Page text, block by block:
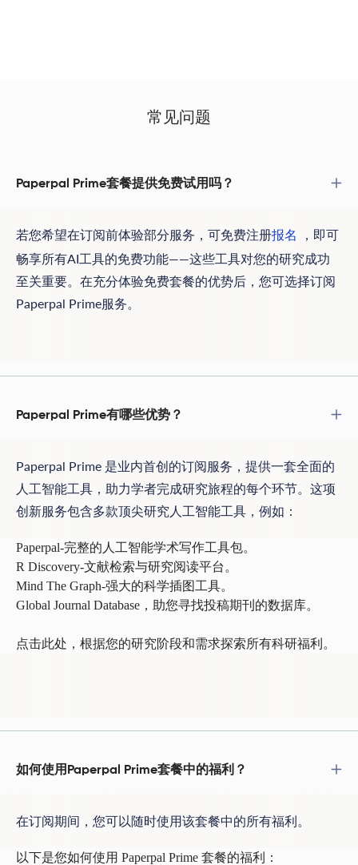
常见问题
Paperpal Prime套餐提供免费试用吗？
若您希望在订阅前体验部分服务，可免费注册报名
，即可
畅享所有AI工具的免费功能——这些工具对您的研究成功
至关重要。在充分体验免费套餐的优势后，您可选择订阅
Paperpal Prime服务。
Paperpal Prime有哪些优势？
Paperpal Prime 是业内首创的订阅服务，提供一套全面的
人工智能工具，助力学者完成研究旅程的每个环节。这项
创新服务包含多款顶尖研究人工智能工具，例如：
Paperpal-完整的人工智能学术写作工具包。
R Discovery-文献检索与研究阅读平台。
Mind The Graph-强大的科学插图工具。
Global Journal Database，助您寻找投稿期刊的数据库。
点击此处 ，根据您的研究阶段和需求探索所有科研福利。
如何使用Paperpal Prime套餐中的福利？
在订阅期间，您可以随时使用该套餐中的所有福利。
以下是您如何使用 Paperpal Prime 套餐的福利：